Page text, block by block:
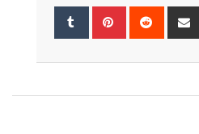
Tumblr Pinterest Reddit